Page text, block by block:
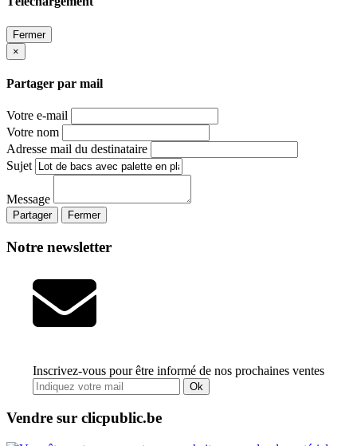
Fermer
×
Partager par mail
Votre e-mail
Votre nom
Adresse mail du destinataire
Sujet
Message
Partager Fermer
Notre newsletter
Inscrivez-vous pour être informé de nos prochaines ventes
Ok
Vendre sur clicpublic.be